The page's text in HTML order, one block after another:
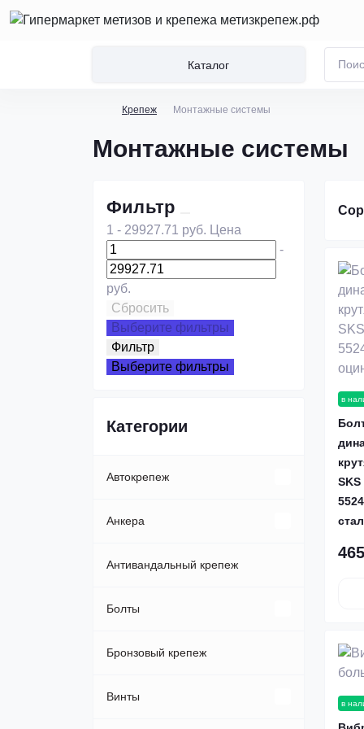
Каталог
Крепеж Монтажные системы
Монтажные системы
Фильтр
1 - 29927.71 руб. Цена
-
руб.
Сбросить
Выберите фильтры
Фильтр
Выберите фильтры
Категории
Автокрепеж
Клипсы, пистоны
Пластиковые автозаклепки
Анкера
Анкер-болт
Анкер-клин
Анкер-шпилька
Анкера Fisher
Антивандальный крепеж
Болты
Автомобильные
Болты DIN 931
Бронзовый крепеж
Винты
в
в